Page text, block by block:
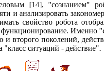
[14], "сознанием"
и анализировать
свойство робота
функционирование. Именно
второго поколений,
ситуаций - действие".